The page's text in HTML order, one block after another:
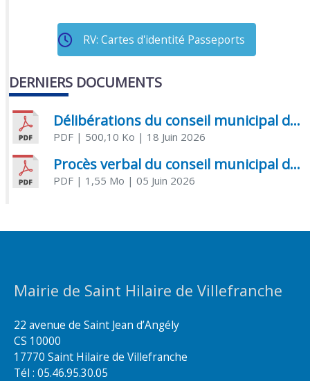
RV: Cartes d'identité Passeports
DERNIERS DOCUMENTS
Délibérations du conseil municipal du 18 juin 2026
PDF| 500,10 Ko | 18 Juin 2026
Procès verbal du conseil municipal du 05 juin 2026
PDF| 1,55 Mo | 05 Juin 2026
Mairie de Saint Hilaire de Villefranche
22 avenue de Saint Jean d’Angély
CS 10000
17770 Saint Hilaire de Villefranche
Tél : 05.46.95.30.05